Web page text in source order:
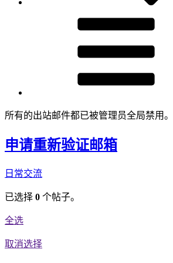
所有的出站邮件都已被管理员全局禁用
申请重新验证邮箱
日常交流
已选择 0 个帖子。
全选
取消选择